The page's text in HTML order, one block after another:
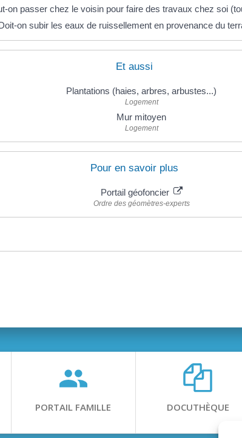
on passer chez le voisin pour faire des travaux chez soi
on subir les eaux de ruissellement en provenance du
Et aussi
Plantations (haies, arbres, arbustes...)
Logement
Mur mitoyen
Logement
Pour en savoir plus
Portail géofoncier
Ordre des géomètres-experts
PORTAIL FAMILLE DOCUTHÈQUE